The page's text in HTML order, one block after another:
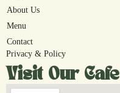
About Us
Menu
Contact
Privacy & Policy
Visit Our Cafe